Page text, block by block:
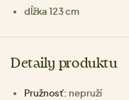
dĺžka 123 cm
Detaily produktu
Pružnosť: nepruží